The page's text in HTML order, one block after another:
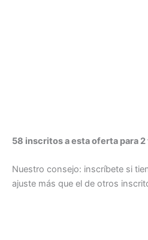
58 inscritos a esta oferta para
Nuestro consejo: inscríbete si
ajuste más que el de otros